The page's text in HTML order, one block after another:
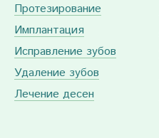
Протезирование
Имплантация
Исправление зубов
Удаление зубов
Лечение десен